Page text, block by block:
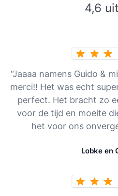
4,6
“Jaaaa namens Guido &
merci!! Het was echt
perfect. Het bracht zo
voor de tijd en moeite
het voor ons
Lobke en